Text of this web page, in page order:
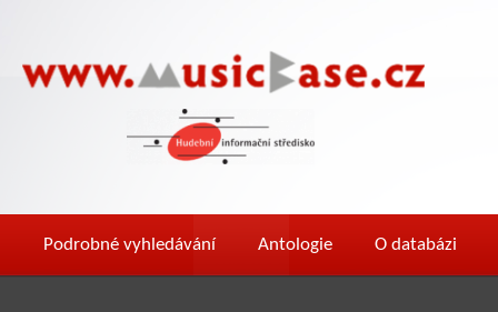
Podrobné vyhledávání Antologie O databázi